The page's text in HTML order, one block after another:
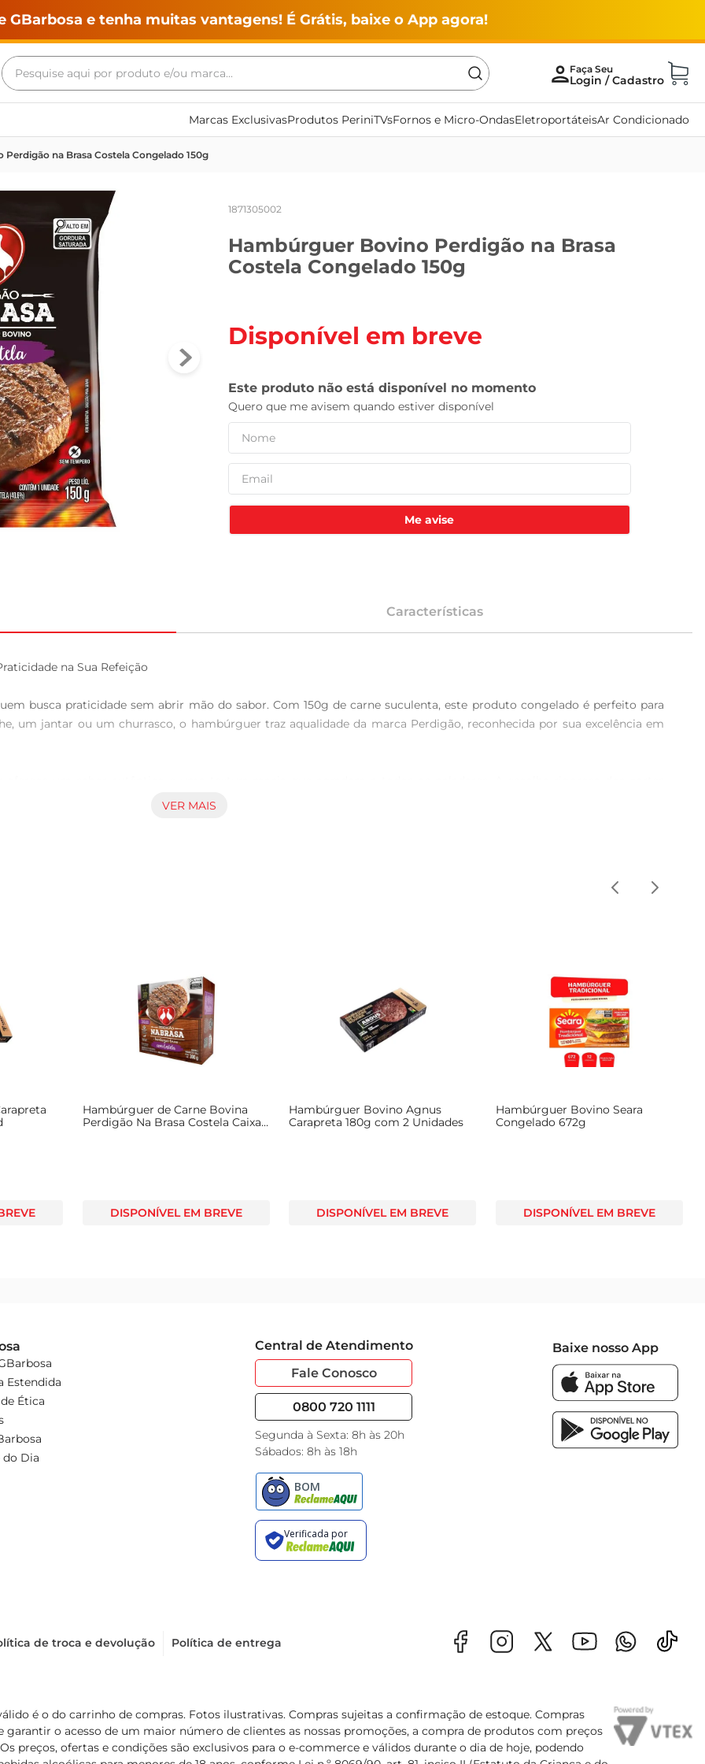
GBarbosa e tenha muitas vantagens! É Grátis, baixe o App agora!
Pesquise aqui por produto e/ou marca...
Marcas ExclusivasProdutos PeriniTVsFornos e Micro-OndasEletroportáteisAr Condicionado
na Brasa Costela Congelado 150g
1871305002
Hambúrguer Bovino Perdigão na Brasa
Costela Congelado 150g
Disponível em breve
Me avise
Características
na Sua Refeição
busca praticidade sem abrir mão do sabor. Com 150g de carne suculenta, este produto congelado é perfeito para
um jantar ou um churrasco, o hambúrguer traz aqualidade da marca Perdigão, reconhecida por sua excelência em
após o congelamento, proporcionando uma experiência gastronômica que remete ao sabor caseiro.
receitas. Ele é perfeito para montar um lanche completo com queijo, alface, tomate e seu molho favorito. Também
VER MAIS
Hambúrguer de Carne Bovina
Perdigão Na Brasa Costela Caixa
DISPONÍVEL EM BREVE
Hambúrguer Bovino Agnus
Carapreta 180g com 2 Unidades
DISPONÍVEL EM BREVE
Hambúrguer Bovino Seara
Congelado 672g
DISPONÍVEL EM BREVE
Estendida
Ética
do Dia
Central de Atendimento
Fale Conosco
0800 720 1111
Segunda à Sexta: 8h às 20h
Sábados: 8h às 18h
Baixe nosso App
de troca e devolução Política de entrega
é o do carrinho de compras. Fotos ilustrativas. Compras sujeitas a confirmação de estoque. Compras
garantir o acesso de um maior número de clientes as nossas promoções, a compra de produtos com preços
preços, ofertas e condições são exclusivos para o e-commerce e válidos durante o dia de hoje, podendo
Termos mais buscados
maquina lavar
cerveja
vinho
leite
leite pó